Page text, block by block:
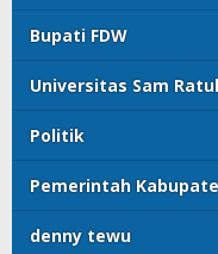
Bupati FDW
Universitas Sam
Politik
Pemerintah
denny tewu